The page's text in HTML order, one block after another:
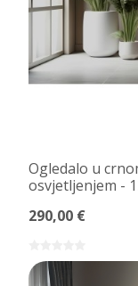
Ogledalo u
osvjetljenjem -
290,00 €